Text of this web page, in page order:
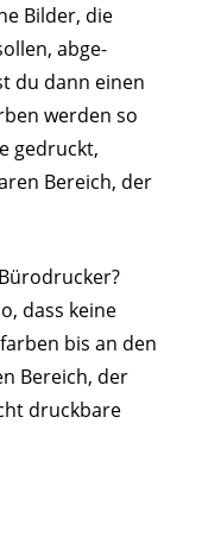
Bilder, die
abge­
du dann einen
werden so
gedruckt,
Bereich, der
dass keine
bis an den
Bereich, der
druckbare